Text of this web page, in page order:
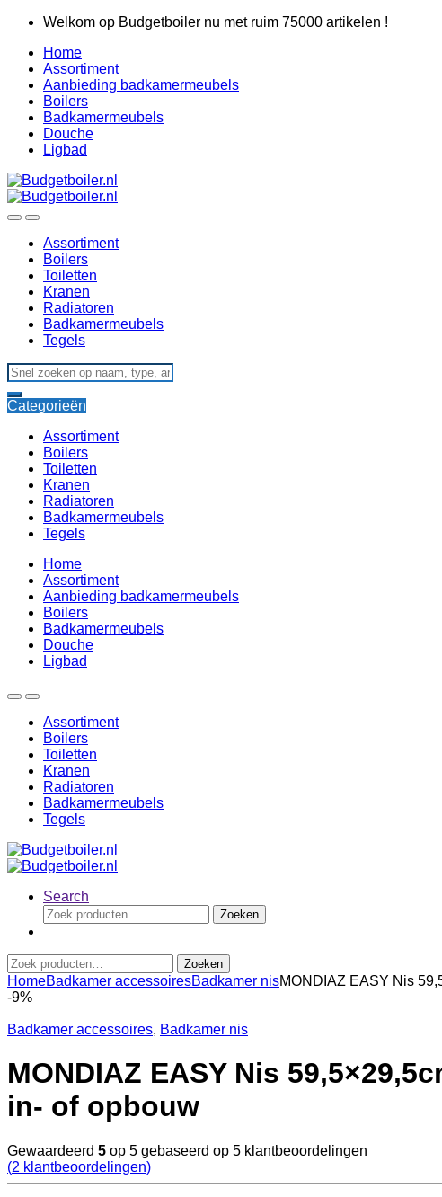
Skip
navigation
Skip
content
Welkom op Budgetboiler nu met ruim 75000 artikelen !
Home
Assortiment
Aanbieding badkamermeubels
Boilers
Badkamermeubels
Douche
Ligbad
Assortiment
Boilers
Toiletten
Kranen
Radiatoren
Badkamermeubels
Tegels
Search
for:
Categorieën
Assortiment
Boilers
Toiletten
Kranen
Radiatoren
Badkamermeubels
Tegels
Home
Assortiment
Aanbieding badkamermeubels
Boilers
Badkamermeubels
Douche
Ligbad
Assortiment
Boilers
Toiletten
Kranen
Radiatoren
Badkamermeubels
Tegels
Search
Zoeken
naar:
Zoeken
Zoeken
naar:
Zoeken
HomeBadkamer accessoiresBadkamer nisMONDIAZ EASY Nis
-9%
Badkamer accessoires, Badkamer nis
MONDIAZ EASY Nis
in- of opbouw
Gewaardeerd 5 op 5 gebaseerd op 5 klantbeoordelingen
(2 klantbeoordelingen)